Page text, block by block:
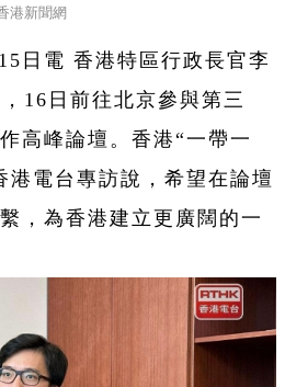
港新聞網
日電 香港特區 行政長官李
16日前往北京參與第三
高峰論壇。香港“一帶一
港電台專訪說，希望在論壇
， 為香港建立更廣闊的一